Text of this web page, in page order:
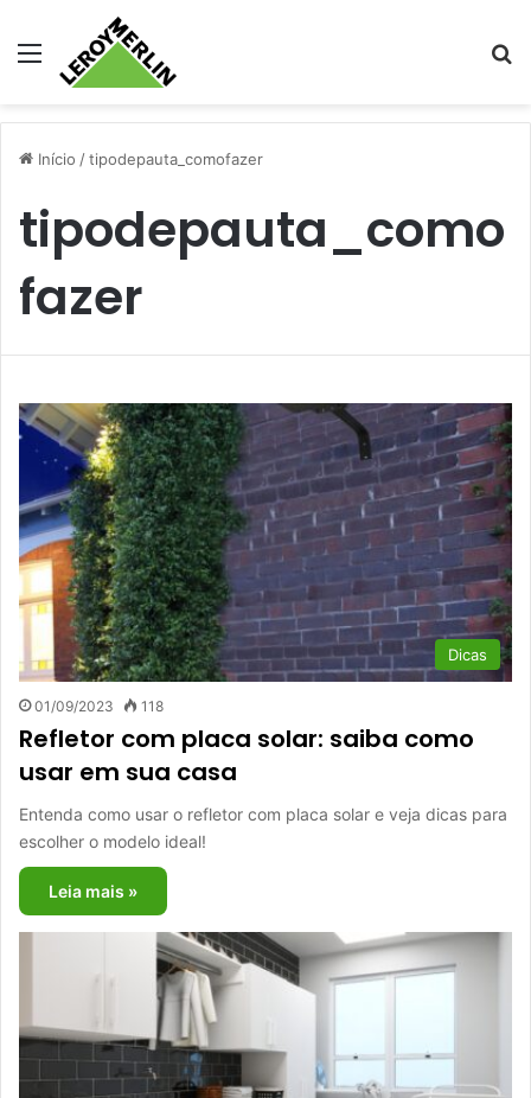
Menu
Início /tipodepauta_comofazer
tipodepauta_como
fazer
Dicas
01/09/2023 118
Refletor com placa solar: saiba como
usar em sua casa
Entenda como usar o refletor com placa solar e veja dicas para
escolher o modelo ideal!
Leia mais »